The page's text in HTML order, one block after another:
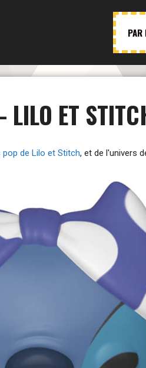
PAR
LILO ET
de Lilo et Stitch, et de l'univers